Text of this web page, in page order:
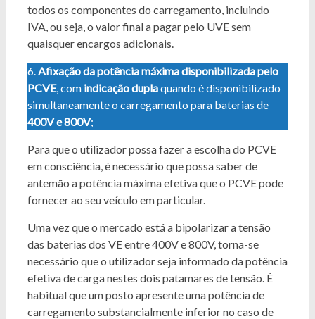
todos os componentes do carregamento, incluindo
IVA, ou seja, o valor final a pagar pelo UVE sem
quaisquer encargos adicionais.
6.Afixação da potência máxima disponibilizada pelo
PCVE, com indicação duplaquando é disponibilizado
simultaneamente o carregamento para baterias de
400V e 800V;
Para que o utilizador possa fazer a escolha do PCVE
em consciência, é necessário que possa saber de
antemão a potência máxima efetiva que o PCVE pode
fornecer ao seu veículo em particular.
Uma vez que o mercado está a bipolarizar a tensão
das baterias dos VE entre 400V e 800V, torna-se
necessário que o utilizador seja informado da potência
efetiva de carga nestes dois patamares de tensão. É
habitual que um posto apresente uma potência de
carregamento substancialmente inferior no caso de